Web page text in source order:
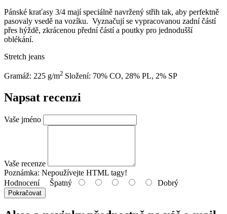
Pánské kraťasy 3/4 mají speciálně navržený střih tak, aby perfektně
pasovaly vsedě na vozíku. Vyznačují se vypracovanou zadní částí
přes hýždě, zkrácenou přední částí a poutky pro jednodušší
oblékání.
Stretch jeans
Gramáž: 225 g/m2 Složení: 70% CO, 28% PL, 2% SP
Napsat recenzi
Vaše jméno
Vaše recenze
Poznámka: Nepoužívejte HTML tagy!
HodnoceníŠpatný Dobrý
Pokračovat